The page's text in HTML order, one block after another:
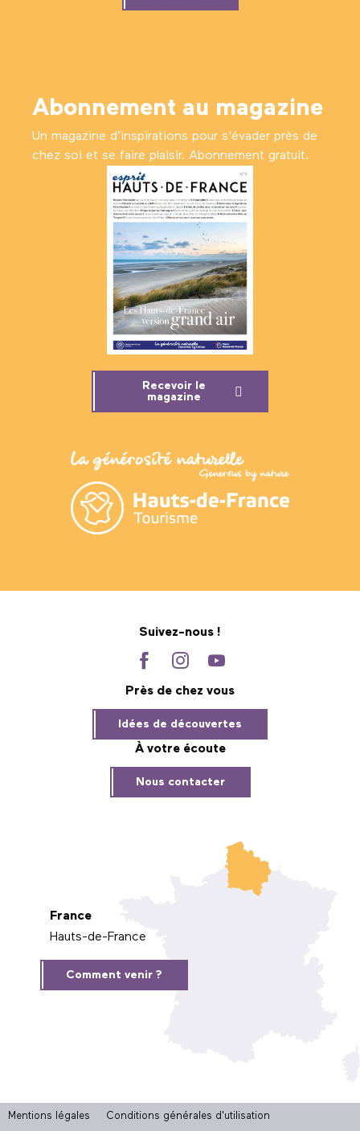
Abonnement au magazine
Un magazine d’inspirations pour s'évader près de
chez soi et se faire plaisir. Abonnement gratuit.
Recevoir le
magazine
Suivez-nous !
Près de chez vous
Idées de découvertes
À votre écoute
Nous contacter
France
Hauts-de-France
Comment venir ?
Mentions légales Conditions générales d'utilisation